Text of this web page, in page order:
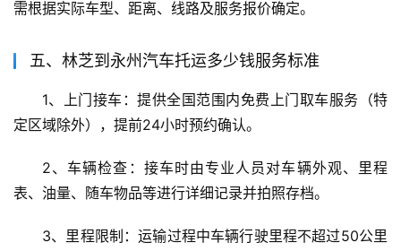
需根据实际车型、距离、线路及服务报价确定。
五、林芝到永州汽车托运多少钱服务标准
1、上门接车：提供全国范围内免费上门取车服务（特
定区域除外），提前24小时预约确认。
2、车辆检查：接车时由专业人员对车辆外观、里程
表、油量、随车物品等进行详细记录并拍照存档。
3、里程限制：运输过程中车辆行驶里程不超过50公里